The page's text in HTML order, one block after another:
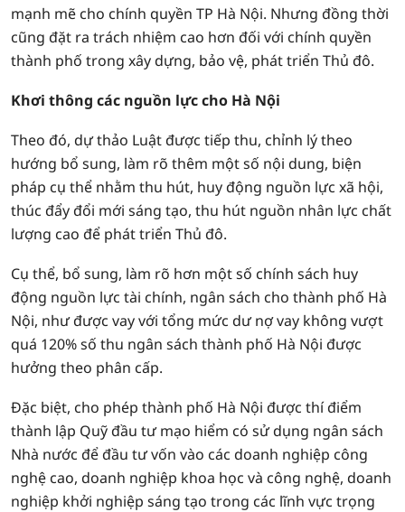
mạnh mẽ cho chính quyền TP Hà Nội. Nhưng đồng thời
cũng đặt ra trách nhiệm cao hơn đối với chính quyền
thành phố trong xây dựng, bảo vệ, phát triển Thủ đô.
Khơi thông các nguồn lực cho Hà Nội
Theo đó, dự thảo Luật được tiếp thu, chỉnh lý theo
hướng bổ sung, làm rõ thêm một số nội dung, biện
pháp cụ thể nhằm thu hút, huy động nguồn lực xã hội,
thúc đẩy đổi mới sáng tạo, thu hút nguồn nhân lực chất
lượng cao để phát triển Thủ đô.
Cụ thể, bổ sung, làm rõ hơn một số chính sách huy
động nguồn lực tài chính, ngân sách cho thành phố Hà
Nội, như được vay với tổng mức dư nợ vay không vượt
quá 120% số thu ngân sách thành phố Hà Nội được
hưởng theo phân cấp.
Đặc biệt, cho phép thành phố Hà Nội được thí điểm
thành lập Quỹ đầu tư mạo hiểm có sử dụng ngân sách
Nhà nước để đầu tư vốn vào các doanh nghiệp công
nghệ cao, doanh nghiệp khoa học và công nghệ, doanh
nghiệp khởi nghiệp sáng tạo trong các lĩnh vực trọng